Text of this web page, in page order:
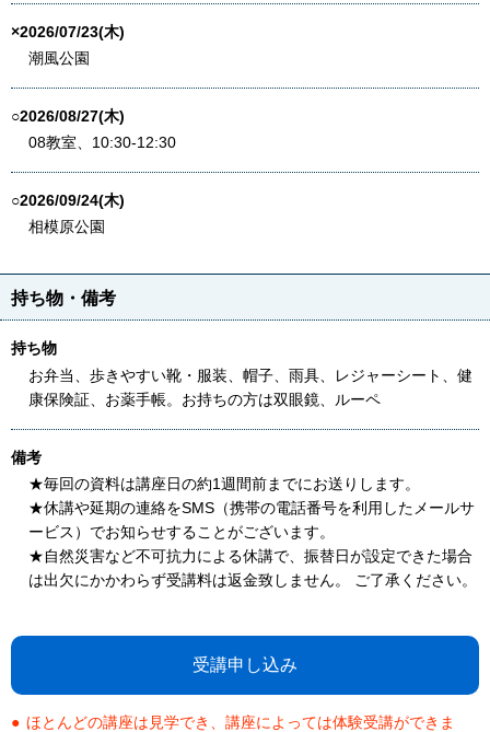
×2026/07/23(木)
潮風公園
○2026/08/27(木)
08教室、10:30-12:30
○2026/09/24(木)
相模原公園
持ち物・備考
持ち物
お弁当、歩きやすい靴・服装、帽子、雨具、レジャーシート、健
康保険証、お薬手帳。お持ちの方は双眼鏡、ルーペ
備考
★毎回の資料は講座日の約1週間前までにお送りします。
★休講や延期の連絡をSMS（携帯の電話番号を利用したメールサ
ービス）でお知らせすることがございます。
★自然災害など不可抗力による休講で、振替日が設定できた場合
は出欠にかかわらず受講料は返金致しません。 ご了承ください。
受講申し込み
ほとんどの講座は見学でき、講座によっては体験受講ができま